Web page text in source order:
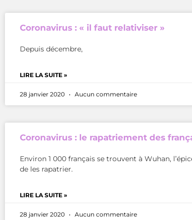
Coronavirus : « il faut relativiser »
Depuis décembre,
LIRE LA SUITE »
28 janvier 2020 Aucun commentaire
Coronavirus : le rapatriement des
Environ 1 000 français se trouvent à Wuhan,
de les rapatrier.
LIRE LA SUITE »
28 janvier 2020 Aucun commentaire